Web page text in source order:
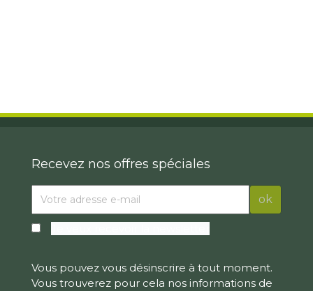
Recevez nos offres spéciales
Vous pouvez vous désinscrire à tout moment.
Vous trouverez pour cela nos informations de